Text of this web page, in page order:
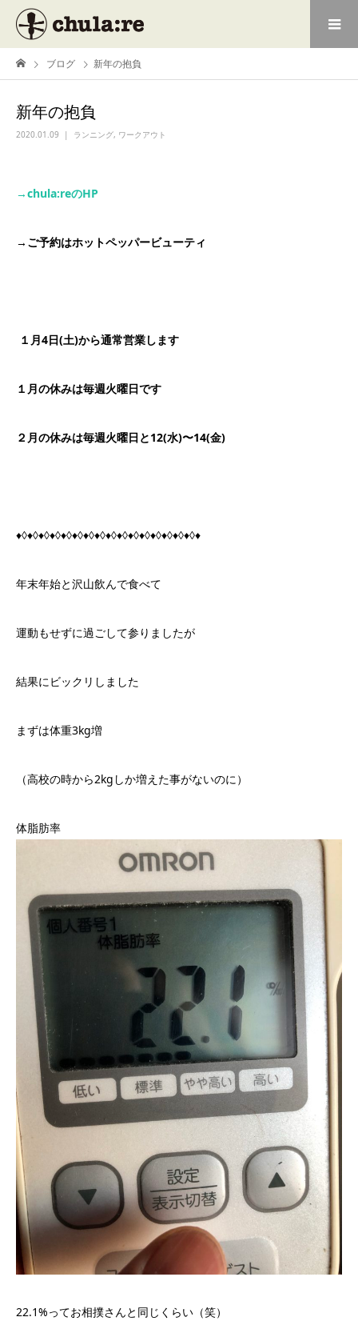
ブログ 新年の抱負
新年の抱負
2020.01.09 ランニング, ワークアウト
→chula:reのHP
→ ご予約はホットペッパービューティ
１月4日(土)から通常営業します
１月の休みは毎週火曜日です
２月の休みは毎週火曜日と12(水)〜14(金)
♦◊♦◊♦◊♦◊♦◊♦◊♦◊♦◊♦◊♦◊♦◊♦◊♦◊♦◊♦◊♦◊♦
年末年始と沢山飲んで食べて
運動もせずに過ごして参りましたが
結果にビックリしました
まずは体重3kg増
（高校の時から2kgしか増えた事がないのに）
体脂肪率
22.1%ってお相撲さんと同じくらい（笑）